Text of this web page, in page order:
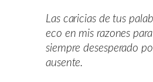
Las caricias de tus
eco en mis razones
siempre desesperado
ausente.